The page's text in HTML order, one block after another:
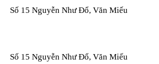
Số 15 Nguyễn Như Đổ, Văn Miếu
Số 15 Nguyễn Như Đổ, Văn Miếu